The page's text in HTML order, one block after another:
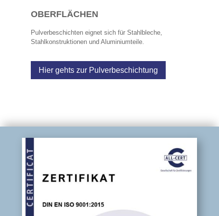
OBERFLÄCHEN
Pulverbeschichten eignet sich für Stahlbleche,
Stahlkonstruktionen und Aluminiumteile.
Hier gehts zur Pulverbeschichtung